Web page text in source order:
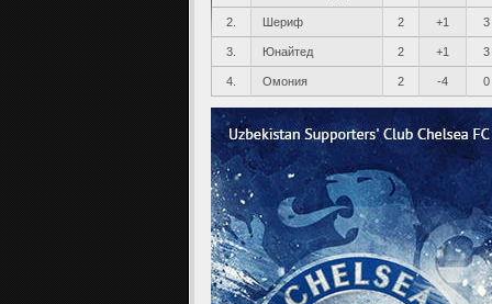
2. Шериф 2 +1 3
3. Юнайтед 2 +1 3
4. Омония 2 -4 0